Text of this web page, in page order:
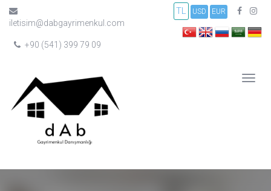
iletisim@dabgayrimenkul.com
+90 (541) 399 79 09
TL USD EUR